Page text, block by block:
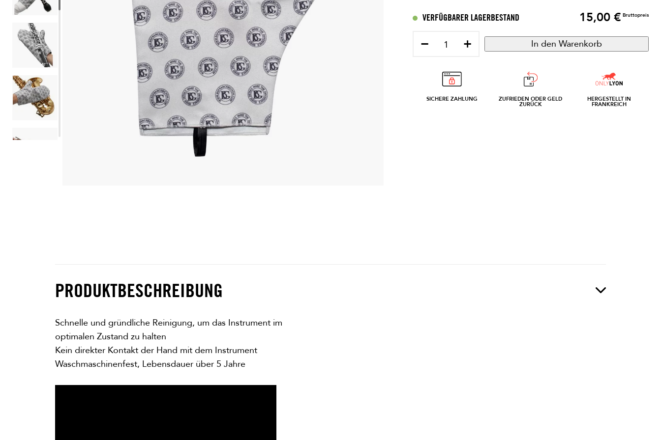
VERFÜGBARER LAGERBESTAND Preis
15,00 € Bruttopreis
− + In den Warenkorb
SICHERE ZAHLUNG ZUFRIEDEN ODER GELD
ZURÜCK
HERGESTELLT IN
FRANKREICH
PRODUKTBESCHREIBUNG
Schnelle und gründliche Reinigung, um das Instrument im
optimalen Zustand zu halten
Kein direkter Kontakt der Hand mit dem Instrument
Waschmaschinenfest, Lebensdauer über 5 Jahre